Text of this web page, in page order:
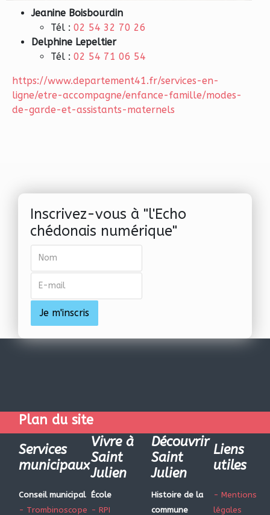
Jeanine Boisbourdin
Tél : 02 54 32 70 26
Delphine Lepeltier
Tél : 02 54 71 06 54
https://www.departement41.fr/services-en-
ligne/etre-accompagne/enfance-famille/modes-
de-garde-et-assistants-maternels
Inscrivez-vous à "l'Echo
chédonais numérique"
Plan du site
Services
municipaux
Vivre à
Saint
Julien
Découvrir
Saint
Julien
Liens
utiles
Conseil municipal
- Trombinoscope
École
- RPI
Histoire de la
commune
- Mentions
légales